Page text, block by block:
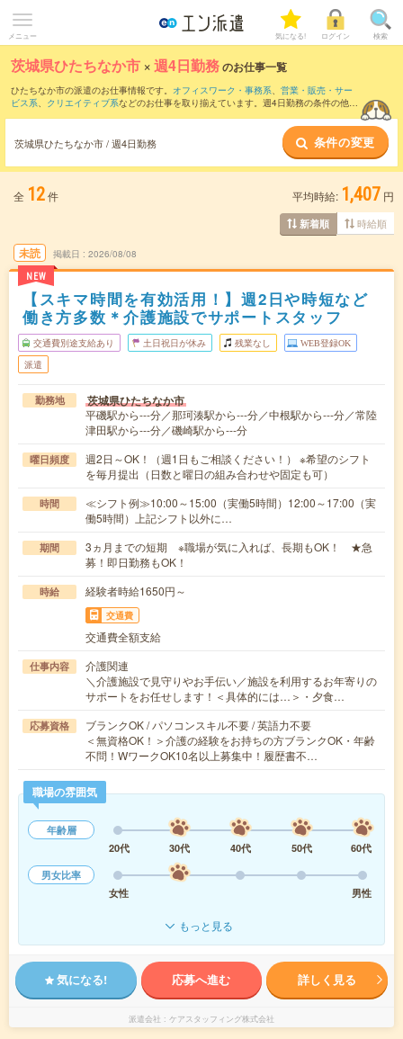
メニュー 気になる! ログイン 検索
茨城県ひたちなか市 ×週4日勤務のお仕事一覧
ひたちなか市の派遣のお仕事情報です。 オフィスワーク・事務系、 営業・販売・サー
ビス系、 クリエイティブ系などのお仕事を取り揃えています。週4日勤務の条件の他
茨城県ひたちなか市 / 週4日勤務 条件の変更
全 12件 平均時給: 1,407 円
新着順 時給順
未読
NEW
掲載日 2026/08/08
【スキマ時間を有効活用！】週2日や時短など
働き方多数＊介護施設でサポートスタッフ
交通費別途支給あり 土日祝日が休み 残業なし WEB登録OK
派遣
勤務地 茨城県ひたちなか市
平磯駅から---分／那珂湊駅から---分／中根駅から---分／常陸
津田駅から---分／磯崎駅から---分
曜日頻度
週2日～OK！（週1日もご相談ください！） ※希望のシフト
を毎月提出（日数と曜日の組み合わせや固定も可）
時間
≪シフト例≫10:00～15:00（実働5時間）12:00～17:00（実
働5時間）上記シフト以外に…
期間
3ヵ月までの短期 ※職場が気に入れば、長期もOK！ ★急
募！即日勤務もOK！
時給 経験者時給1650円～
交通費
交通費全額支給
仕事内容
介護関連
＼介護施設で見守りやお手伝い／施設を利用するお年寄りの
サポートをお任せします！＜具体的には…＞・夕食…
応募資格
ブランクOK / パソコンスキル不要 / 英語力不要
＜無資格OK！＞介護の経験をお持ちの方ブランクOK・年齢
不問！WワークOK10名以上募集中！履歴書不…
職場の雰囲気
年齢層
20代
30代 40代 50代
60代
男女比率
女性
男性
もっと見る
気になる! 応募へ進む 詳しく見る
派遣会社 ケアスタッフィング株式会社